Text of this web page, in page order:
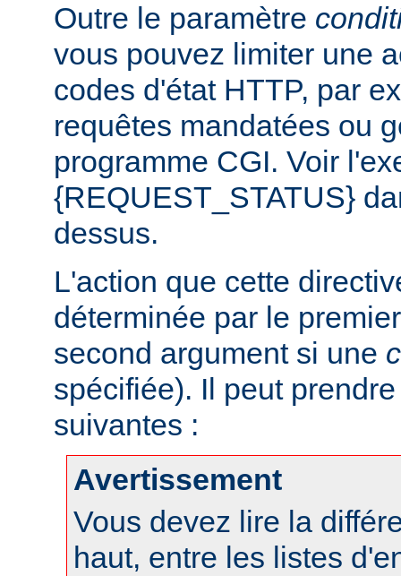
Outre le paramètre
vous pouvez limiter une
codes d'état HTTP, par
requêtes mandatées ou
programme CGI. Voir
{REQUEST_STATUS}
dessus.
L'action que cette
déterminée par le
second argument si une
spécifiée). Il peut
suivantes :
Avertissement
Vous devez lire la
haut, entre les listes